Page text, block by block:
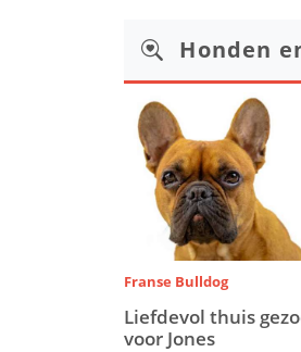
Honden
Franse Bulldog
Liefdevol thuis
voor Jones